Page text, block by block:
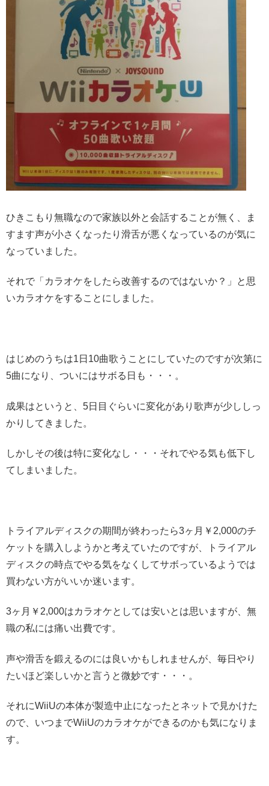
ひきこもり無職なので家族以外と会話することが無く、ま
すます声が小さくなったり滑舌が悪くなっているのが気に
なっていました。
それで「カラオケをしたら改善するのではないか？」と思
いカラオケをすることにしました。
はじめのうちは1日10曲歌うことにしていたのですが次第に
5曲になり、ついにはサボる日も・・・。
成果はというと、5日目ぐらいに変化があり歌声が少ししっ
かりしてきました。
しかしその後は特に変化なし・・・それでやる気も低下し
てしまいました。
トライアルディスクの期間が終わったら3ヶ月￥2,000のチ
ケットを購入しようかと考えていたのですが、トライアル
ディスクの時点でやる気をなくしてサボっているようでは
買わない方がいいか迷います。
3ヶ月￥2,000はカラオケとしては安いとは思いますが、無
職の私には痛い出費です。
声や滑舌を鍛えるのには良いかもしれませんが、毎日やり
たいほど楽しいかと言うと微妙です・・・。
それにWiiUの本体が製造中止になったとネットで見かけた
ので、いつまでWiiUのカラオケができるのかも気になりま
す。